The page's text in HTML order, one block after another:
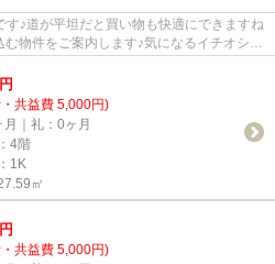
♪道が平坦だと買い物も快適にできますね
物件をご案内します♪気になるイチオシ物
円
共益費 5,000円)
月｜礼：0ヶ月
4階
1K
㎡
円
共益費 5,000円)